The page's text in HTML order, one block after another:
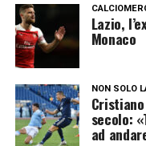
Lazio,
Monaco
NON SOLO
secolo:
ad